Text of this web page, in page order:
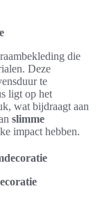
die
Deze
te
ligt op het
wat bijdraagt aan
slimme
impact hebben.